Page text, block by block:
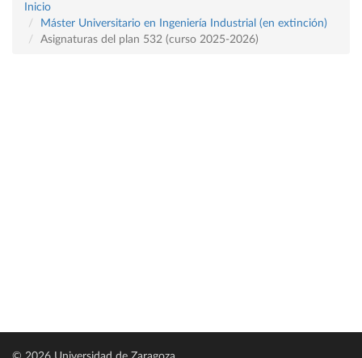
Inicio
Máster Universitario en Ingeniería Industrial (en extinción)
Asignaturas del plan 532 (curso 2025-2026)